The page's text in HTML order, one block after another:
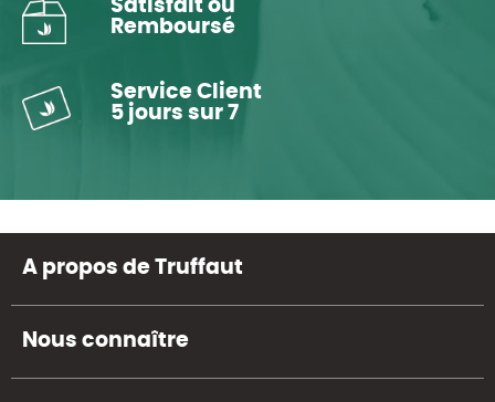
Satisfait ou
Remboursé
Service Client
5 jours sur 7
A propos de Truffaut
Nous connaître